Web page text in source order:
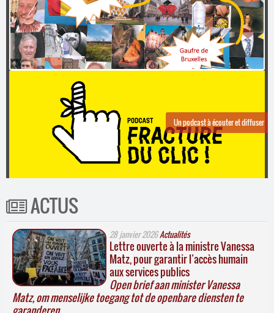
·
Comprendre et parler
Bienvenue en Belgique
Trouver un lieu d’alphabétisation
Créées par des formateurs de Lire et Écrire Verviers
Un podcast à écouter et diffuser
ACTUS
28 janvier 2026Actualités
Lettre ouverte à la ministre Vanessa
Matz, pour garantir l’accès humain
aux services publics
Open brief aan minister Vanessa
Matz, om menselijke toegang tot de openbare diensten te
garanderen